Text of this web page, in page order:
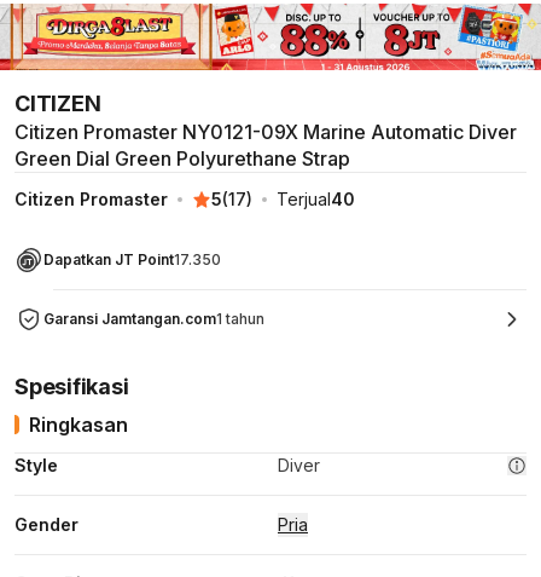
CITIZEN
Citizen Promaster NY0121-09X Marine Automatic Diver
Green Dial Green Polyurethane Strap
Citizen Promaster 5(17) Terjual40
Dapatkan JT Point17.350
Garansi Jamtangan.com1 tahun
Spesifikasi
Ringkasan
Style Diver
Gender Pria